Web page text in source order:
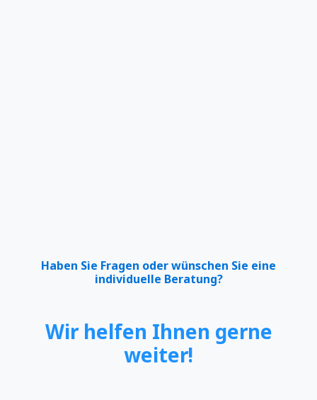
Haben Sie Fragen oder wünschen Sie eine
individuelle Beratung?
Wir helfen Ihnen gerne
weiter!